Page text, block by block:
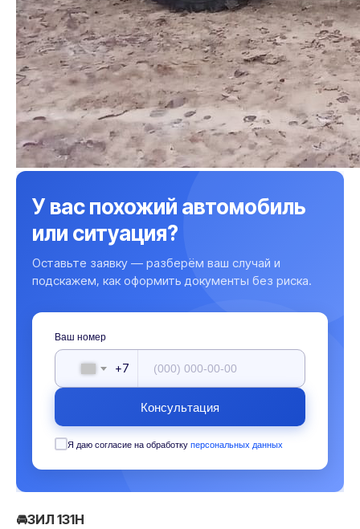
У вас похожий автомобиль
или ситуация?
Оставьте заявку — разберём ваш случай и
подскажем, как оформить документы без риска.
Ваш номер
+7
Консультация
Я даю согласие на обработку персональных данных
🚘ЗИЛ 131Н